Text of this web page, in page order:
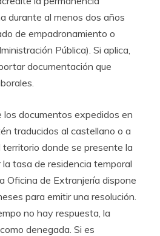
durante al menos dos años
de empadronamiento o
Pública). Si aplica,
documentación que
los documentos expedidos en
traducidos al castellano o a
territorio donde se presente la
tasa de residencia temporal
Oficina de Extranjería dispone
para emitir una resolución.
no hay respuesta, la
denegada. Si es